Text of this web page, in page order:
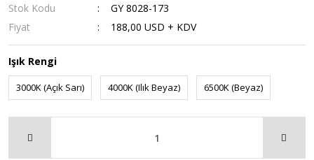
Stok Kodu
GY 8028-173
Fiyat
188,00 USD + KDV
Işık Rengi
3000K (Açık Sarı) 4000K (Ilık Beyaz) 6500K (Beyaz)